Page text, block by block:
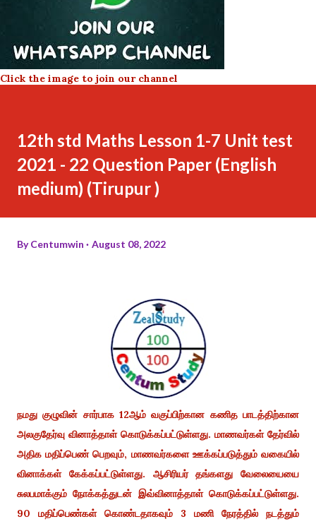
Click the image to join our channel
12th std Maths Lesson 1-7 Unit test
2021 - 22 Question Paper (English
medium) (Tirupur )
ByCentumwin August 08, 2022
நமது குழுவின் சார்பாக 12ஆம் வகுப்பிற்கான கணித பாடத்திற்கான
அலகுதேர்வு வினாத்தாள் கொடுக்கப்பட்டுள்ளது. மாணவர்கள் தேர்வில்
அதிக மதிப்பெண் பெறவும், மாணவர்களை ஊக்கப்படுத்தும் வகையில்
வினாக்கள் கேக்கப்பட்டுள்ளது. ஆசிரியர் தங்களது வேலையையை
சுலபமாக்கும் நோக்கத்துடன் இவ்வினாத்தாள் கொடுக்கப்பட்டுள்ளது.
90 மதிப்பெண்கள் கொண்டதாகவும் 3 மணி நேரத்தில் நடத்தும்